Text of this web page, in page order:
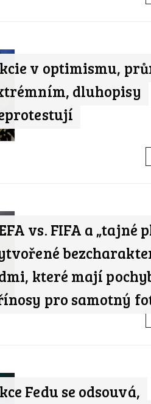
v optimismu,
dluhopisy
vs. FIFA a „tajné
které mají
pro samotný
Fedu se odsouvá,